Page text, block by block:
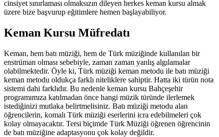
cinsiyet sınırlaması olmaksızın dileyen herkes keman kursu almak
üzere bize başvurup eğitimlere hemen başlayabiliyor.
Keman Kursu Müfredatı
Keman, hem batı müziği, hem de Türk müziğinde kullanılan bir
enstrüman olması sebebiyle, zaman zaman yanlış algılamalar
olabilmektedir. Öyle ki, Türk müziği keman metodu ile batı müziği
keman metodu oldukça farklı niteliklere sahiptir. Hatta iki türün nota
sistemi dahi farklıdır. Bu nedenle keman kursu Bahçeşehir
programımıza katılmadan önce hangi müzik türünde ilerlemek
istediğinizi mutlaka belirtmelisiniz. Batı müziği metodu alan
öğrencilerin, komalı Türk müziği eserlerini icra edebilmeleri çok
kolay olmayacaktır. Tersi biçimde Türk Müziği öğrenen öğrencinin
de batı müziğine adaptasyonu çok kolay değildir.